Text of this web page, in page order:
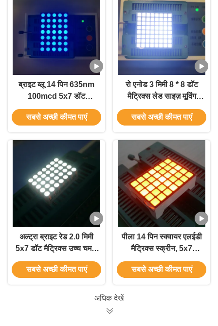
ब्राइट ब्लू 14 पिन 635nm
100mcd 5x7 डॉट
मैट्रिक्स एलईडी डिस्प्ले
सबसे अच्छी कीमत पाएं
रो एनोड 3 मिमी 8 * 8 डॉट
मैट्रिक्स लेड साइज़ मूविंग
साइन्स के लिए
सबसे अच्छी कीमत पाएं
अल्ट्रा ब्राइट रेड 2.0 मिमी
5x7 डॉट मैट्रिक्स उच्च चमक
प्रदर्शित करें
सबसे अच्छी कीमत पाएं
पीला 14 पिन स्क्वायर एलईडी
मैट्रिक्स स्क्रीन, 5x7
मैट्रिक्स निविड़ अंधकार
एलईडी
सबसे अच्छी कीमत पाएं
अधिक देखें